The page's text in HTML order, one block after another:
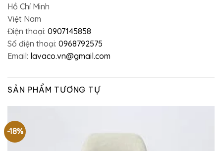
Hồ Chí Minh
Việt Nam
Điện thoại: 0907145858
Số điện thoại: 0968792575
Email: lavaco.vn@gmail.com
SẢN PHẨM TƯƠNG TỰ
-18%